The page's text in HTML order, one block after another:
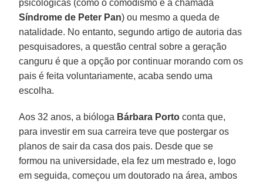
psicológicas (como o comodismo e a chamada
Síndrome de Peter Pan) ou mesmo a queda de
natalidade. No entanto, segundo artigo de autoria das
pesquisadores, a questão central sobre a geração
canguru é que a opção por continuar morando com os
pais é feita voluntariamente, acaba sendo uma
escolha.
Aos 32 anos, a bióloga Bárbara Porto conta que,
para investir em sua carreira teve que postergar os
planos de sair da casa dos pais. Desde que se
formou na universidade, ela fez um mestrado e, logo
em seguida, começou um doutorado na área, ambos